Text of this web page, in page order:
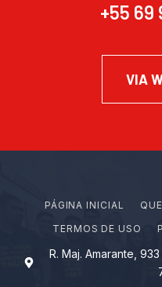
+55 69
VIA
PÁGINA INICIAL Q U E
TERMOS DE USO
R. Maj. Amarante,